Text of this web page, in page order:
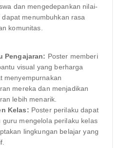
dan mengedepankan nilai-
dapat menumbuhkan rasa
komunitas.
Pengajaran: Poster memberi
visual yang berharga
menyempurnakan
mereka dan menjadikan
lebih menarik.
Kelas: Poster perilaku dapat
guru mengelola perilaku kelas
lingkungan belajar yang